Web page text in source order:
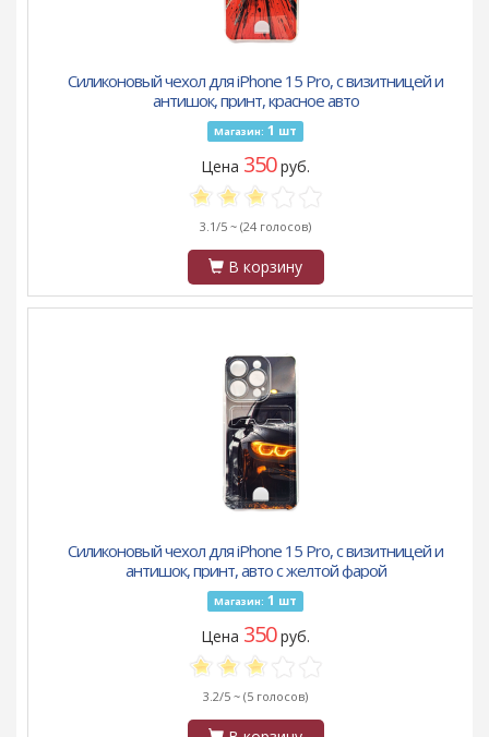
Силиконовый чехол для iPhone 15 Pro, с визитницей и
антишок, принт, красное авто
Магазин: 1 шт
Цена 350руб.
3.1/5 ~ (24 голосов)
В корзину
Силиконовый чехол для iPhone 15 Pro, с визитницей и
антишок, принт, авто с желтой фарой
Магазин: 1 шт
Цена 350руб.
3.2/5 ~ (5 голосов)